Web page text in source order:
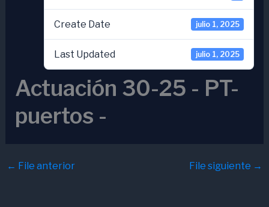
Create Date julio 1, 2025
Last Updated julio 1, 2025
Actuación 30-25 - PT-
puertos -
← File anterior File siguiente →